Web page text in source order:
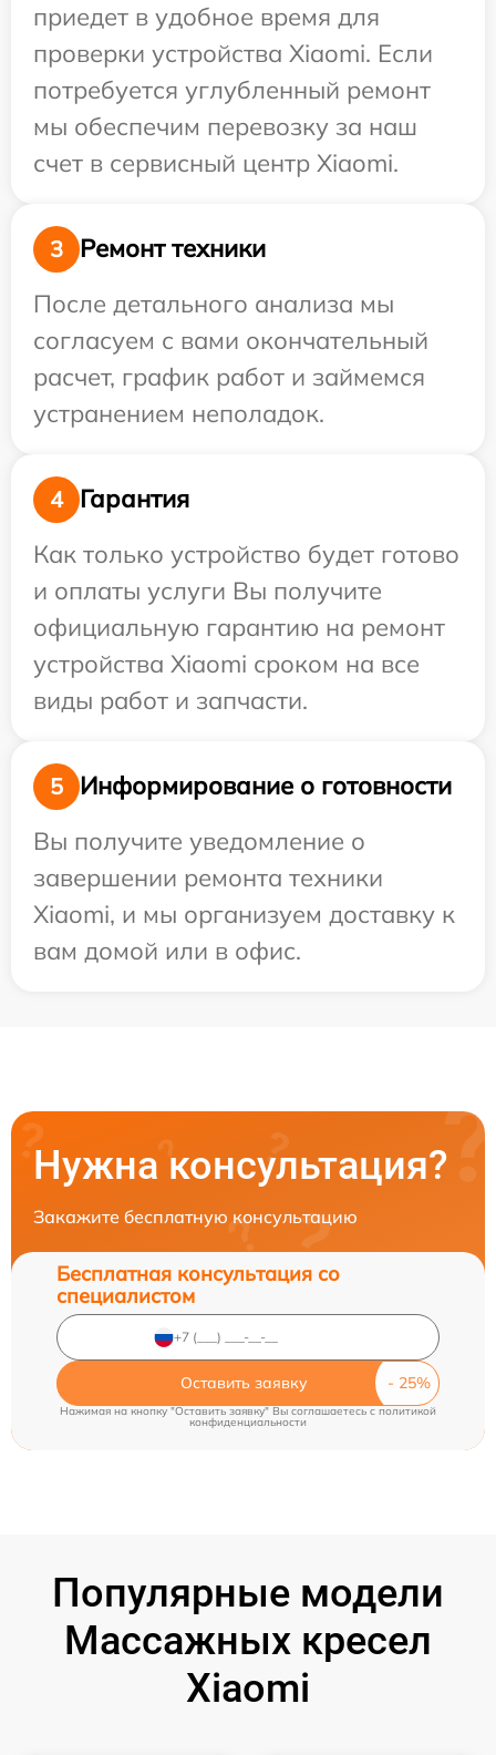
приедет в удобное время для
проверки устройства Xiaomi. Если
потребуется углубленный ремонт
мы обеспечим перевозку за наш
счет в сервисный центр Xiaomi.
3
Ремонт техники
После детального анализа мы
согласуем с вами окончательный
расчет, график работ и займемся
устранением неполадок.
4
Гарантия
Как только устройство будет готово
и оплаты услуги Вы получите
официальную гарантию на ремонт
устройства Xiaomi сроком на все
виды работ и запчасти.
5
Информирование о готовности
Вы получите уведомление о
завершении ремонта техники
Xiaomi, и мы организуем доставку к
вам домой или в офис.
Нужна консультация?
Закажите бесплатную консультацию
Бесплатная консультация со
специалистом
Оставить заявку
Нажимая на кнопку "Оставить заявку" Вы соглашаетесь cполитикой
конфиденциальности
Популярные модели
Массажных кресел
Xiaomi